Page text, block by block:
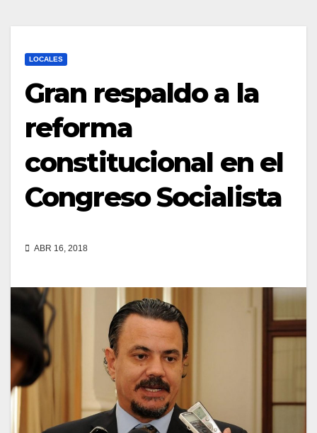
LOCALES
Gran respaldo a la
reforma
constitucional en el
Congreso Socialista
ABR 16, 2018